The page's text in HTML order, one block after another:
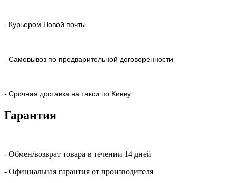
- Курьером Новой почты
- Самовывоз по предварительной договоренности
- Срочная доставка на такси по Киеву
Гарантия
- Обмен/возврат товара в течении 14 дней
- Официальная гарантия от производителя